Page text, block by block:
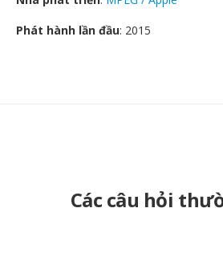
Phát hành lần đầu: 2015
Các câu hỏi